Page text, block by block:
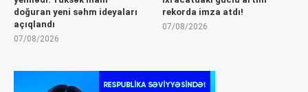
doğuran yeni səhm ideyaları
açıqlandı
07/08/2026
rekorda imza atdı!
07/08/2026